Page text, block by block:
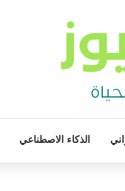
الذكاء الاصطناعي